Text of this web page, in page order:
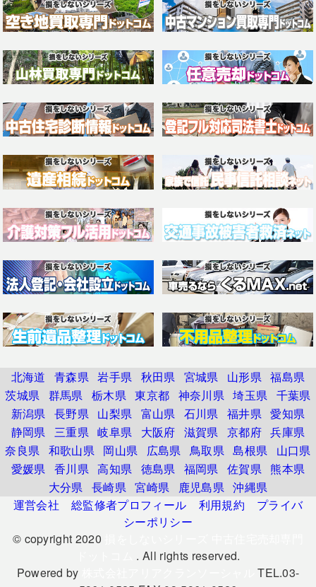
北海道 青森県 岩手県 秋田県 宮城県 山形県 福島県
茨城県 群馬県 栃木県 東京都 神奈川県 埼玉県 千葉県
新潟県 長野県 山梨県 富山県 石川県 福井県 愛知県
静岡県 三重県 岐阜県 大阪府 滋賀県 京都府 兵庫県
奈良県 和歌山県 岡山県 広島県 鳥取県 島根県
山口県
愛媛県 香川県 高知県 徳島県 福岡県 佐賀県 熊本県
大分県 長崎県 宮崎県 鹿児島県 沖縄県
運営会社
総監修者プロフィール 利用規約
プライバ
シーポリシー
© copyright 2020
. All rights reserved.
Powered by
TEL.03-